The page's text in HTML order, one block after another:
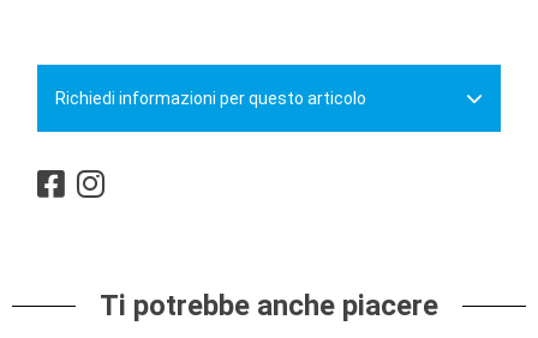
Richiedi informazioni per questo articolo
Ti potrebbe anche piacere